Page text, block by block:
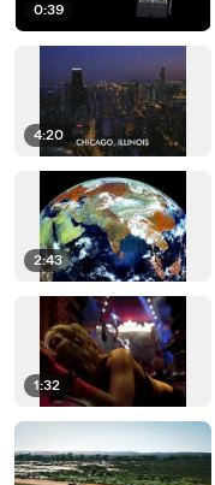
0:39
4:20
2:43
1:32